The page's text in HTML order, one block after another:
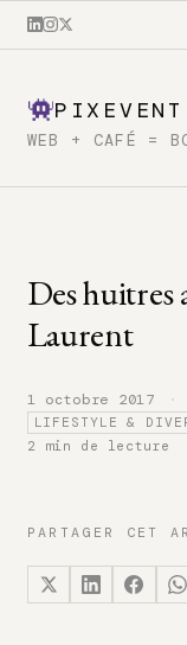
PIXEVENT
WEB + CAFÉ =
Des huitres
Laurent
1 octobre 2017 ·
LIFESTYLE &
2 min de lecture
PARTAGER CET